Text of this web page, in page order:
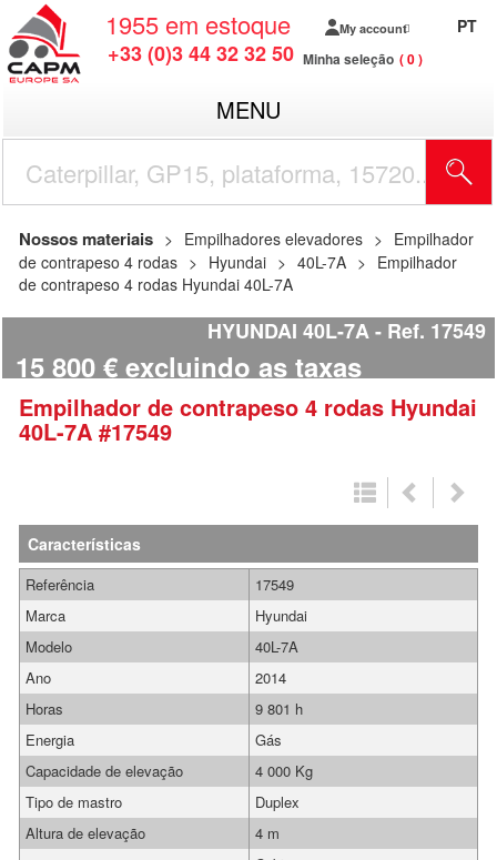
1955 em estoque
+33 (0)3 44 32 32 50
My account
Minha seleção 0
PT
MENU
Nossos materiais Empilhadores elevadores
Empilhador
de contrapeso 4 rodas
Hyundai 40L-7A
Empilhador
de contrapeso 4 rodas Hyundai 40L-7A
HYUNDAI 40L-7A Ref. 17549
15 800 € excluindo as taxas
Empilhador de contrapeso 4 rodas Hyundai
40L-7A #17549
Características
Referência
17549
Marca
Hyundai
Modelo
40L-7A
Ano
2014
Horas
9 801 h
Energia
Gás
Capacidade de elevação
4 000 Kg
Tipo de mastro
Duplex
Altura de elevação
4 m